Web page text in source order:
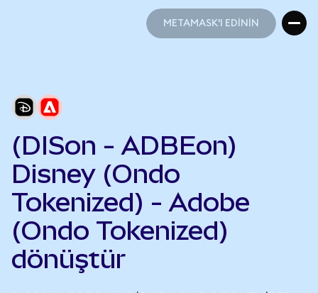
METAMASK'I EDİNİN
(DISon - ADBEon)
Disney (Ondo
Tokenized) - Adobe
(Ondo Tokenized)
dönüştür